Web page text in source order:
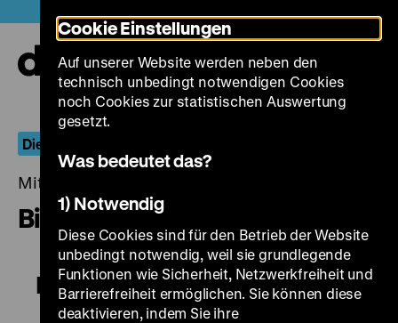
zum
Seiteninhalt
springen
Die Spur der Bilder
Mittwoch, 28. Januar 2015, 20.00 - 00.00 Uhr
Bis fünf nach zwölf
Bis fünf nach zwölf
Cookie Einstellungen
Auf unserer Website werden neben den
technisch unbedingt notwendigen Cookies
noch Cookies zur statistischen Auswertung
gesetzt.
Was bedeutet das?
1) Notwendig
Diese Cookies sind für den Betrieb der Website
unbedingt notwendig, weil sie grundlegende
Funktionen wie Sicherheit, Netzwerkfreiheit und
Barrierefreiheit ermöglichen. Sie können diese
deaktivieren, indem Sie ihre